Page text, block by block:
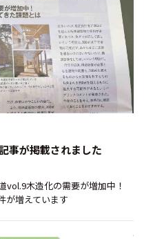
事が掲載されました
vol.9木造化の需要が増加中！
が増えています